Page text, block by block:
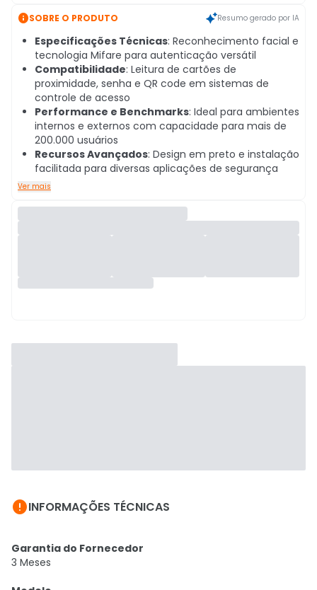
SOBRE O PRODUTO Resumo gerado por IA
Especificações Técnicas: Reconhecimento facial e
tecnologia Mifare para autenticação versátil
Compatibilidade: Leitura de cartões de
proximidade, senha e QR code em sistemas de
controle de acesso
Performance e Benchmarks: Ideal para ambientes
internos e externos com capacidade para mais de
200.000 usuários
Recursos Avançados: Design em preto e instalação
facilitada para diversas aplicações de segurança
Ver mais
INFORMAÇÕES TÉCNICAS
Garantia do Fornecedor
3 Meses